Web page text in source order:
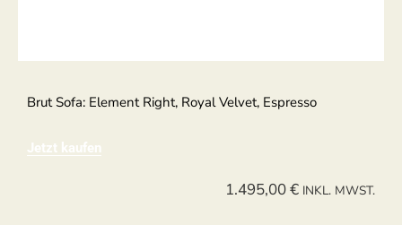
Brut Sofa: Element Right, Royal Velvet, Espresso
Jetzt kaufen
1.495,00€ INKL. MWST.